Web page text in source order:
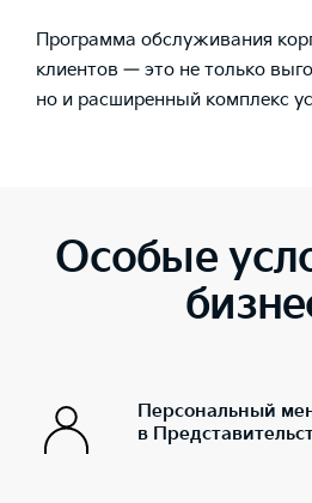
Программа обслуживания
клиентов — это не только
но и расширенный комплекс
Особые
Персональный
в